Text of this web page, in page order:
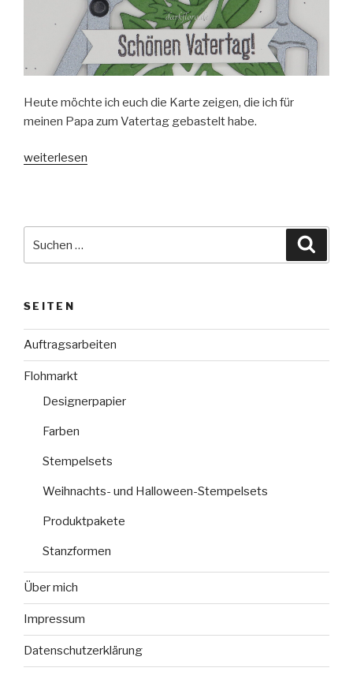
Heute möchte ich euch die Karte zeigen, die ich für
meinen Papa zum Vatertag gebastelt habe.
„Karte
weiterlesen
nach:
SEITEN
Auftragsarbeiten
Flohmarkt
Designerpapier
Farben
Stempelsets
Weihnachts- und Halloween-Stempelsets
Produktpakete
Stanzformen
Über mich
Impressum
Datenschutzerklärung